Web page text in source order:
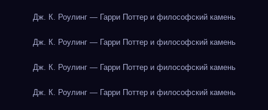
Дж. К. Роулинг — Гарри Поттер и философский камень
Дж. К. Роулинг — Гарри Поттер и философский камень
Дж. К. Роулинг — Гарри Поттер и философский камень
Дж. К. Роулинг — Гарри Поттер и философский камень